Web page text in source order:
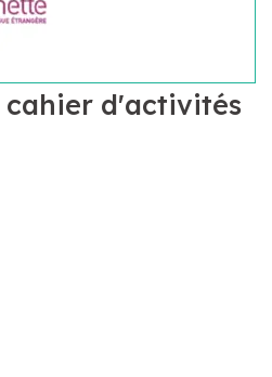
cahier d'activités